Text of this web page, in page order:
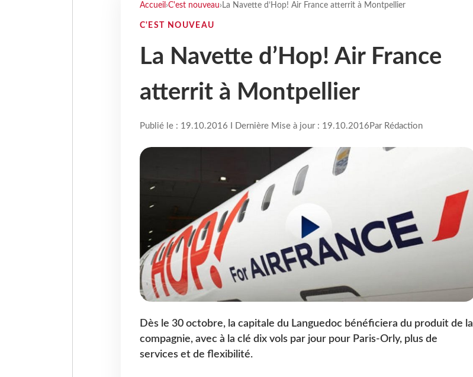
Accueil ›C'est nouveau› La Navette d’Hop! Air France atterrit à Montpellier
C'EST NOUVEAU
La Navette d’Hop! Air France
atterrit à Montpellier
Publié le : 19.10.2016 I Dernière Mise à jour : 19.10.2016 Par Rédaction
Dès le 30 octobre, la capitale du Languedoc bénéficiera du produit de la
compagnie, avec à la clé dix vols par jour pour Paris-Orly, plus de
services et de flexibilité.